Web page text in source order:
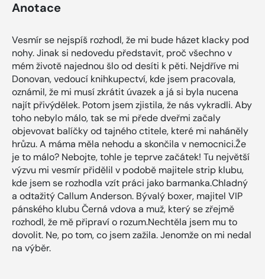
Anotace
Vesmír se nejspíš rozhodl, že mi bude házet klacky pod
nohy. Jinak si nedovedu představit, proč všechno v
mém životě najednou šlo od desíti k pěti. Nejdříve mi
Donovan, vedoucí knihkupectví, kde jsem pracovala,
oznámil, že mi musí zkrátit úvazek a já si byla nucena
najít přivýdělek. Potom jsem zjistila, že nás vykradli. Aby
toho nebylo málo, tak se mi přede dveřmi začaly
objevovat balíčky od tajného ctitele, které mi naháněly
hrůzu. A máma měla nehodu a skončila v nemocnici.Že
je to málo? Nebojte, tohle je teprve začátek! Tu největší
výzvu mi vesmír přidělil v podobě majitele strip klubu,
kde jsem se rozhodla vzít práci jako barmanka.Chladný
a odtažitý Callum Anderson. Bývalý boxer, majitel VIP
pánského klubu Černá vdova a muž, který se zřejmě
rozhodl, že mě připraví o rozum.Nechtěla jsem mu to
dovolit. Ne, po tom, co jsem zažila. Jenomže on mi nedal
na výběr.